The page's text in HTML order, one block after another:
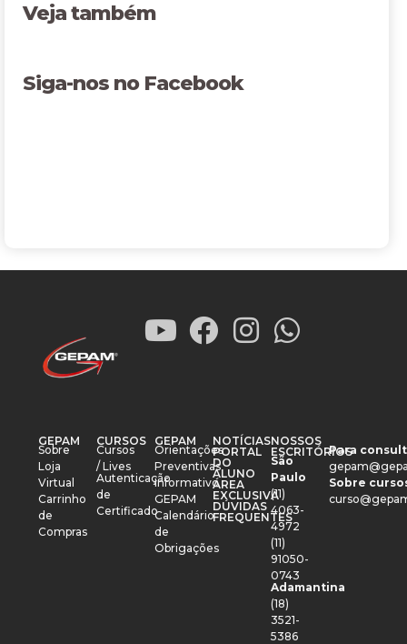
Veja também
Siga-nos no Facebook
GEPAM
Sobre
Loja
Virtual
Carrinho
de
Compras
CURSOS
Cursos
/ Lives
Autenticação
de
Certificado
GEPAM
Orientações
Preventivas
Informativo
GEPAM
Calendário
de
Obrigações
NOTÍCIAS
PORTAL
DO
ALUNO
ÁREA
EXCLUSIVA
DÚVIDAS
FREQUENTES
NOSSOS
ESCRITÓRIOS
São
Paulo
(11)
4063-
4972
(11)
91050-
0743
Adamantina
(18)
3521-
5386
Para
Sobre